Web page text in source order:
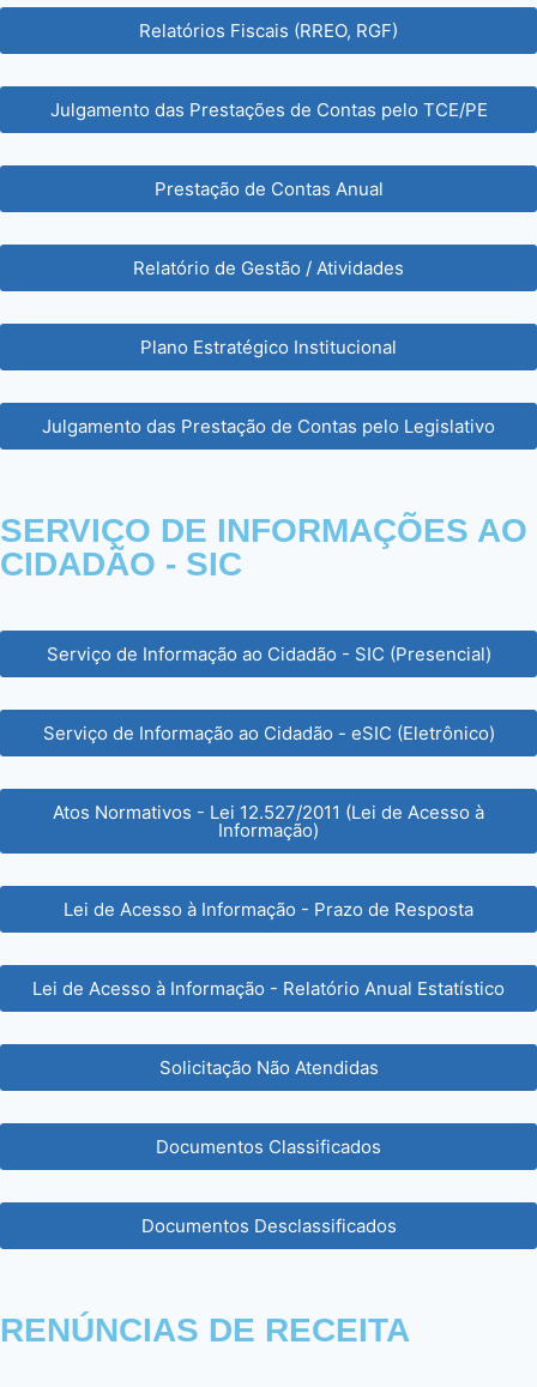
Relatórios Fiscais (RREO, RGF)
Julgamento das Prestações de Contas pelo TCE/PE
Prestação de Contas Anual
Relatório de Gestão / Atividades
Plano Estratégico Institucional
Julgamento das Prestação de Contas pelo Legislativo
SERVIÇO DE INFORMAÇÕES AO
CIDADÃO - SIC
Serviço de Informação ao Cidadão - SIC (Presencial)
Serviço de Informação ao Cidadão - eSIC (Eletrônico)
Atos Normativos - Lei 12.527/2011 (Lei de Acesso à
Informação)
Lei de Acesso à Informação - Prazo de Resposta
Lei de Acesso à Informação - Relatório Anual Estatístico
Solicitação Não Atendidas
Documentos Classificados
Documentos Desclassificados
RENÚNCIAS DE RECEITA